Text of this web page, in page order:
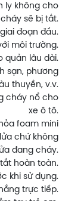
ly không cho
sẽ bị tắt.
đoạn đầu.
môi trường.
quản lâu dài.
sạn, phương
thuyền, v.v.
cháy nổ cho
xe ô tô.
foam mini
chứ không
đang cháy.
hoàn toàn.
khi sử dụng.
trực tiếp.